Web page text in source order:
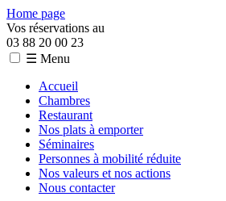
Home page
Vos réservations au
03 88 20 00 23
☰ Menu
Accueil
Chambres
Restaurant
Nos plats à emporter
Séminaires
Personnes à mobilité réduite
Nos valeurs et nos actions
Nous contacter